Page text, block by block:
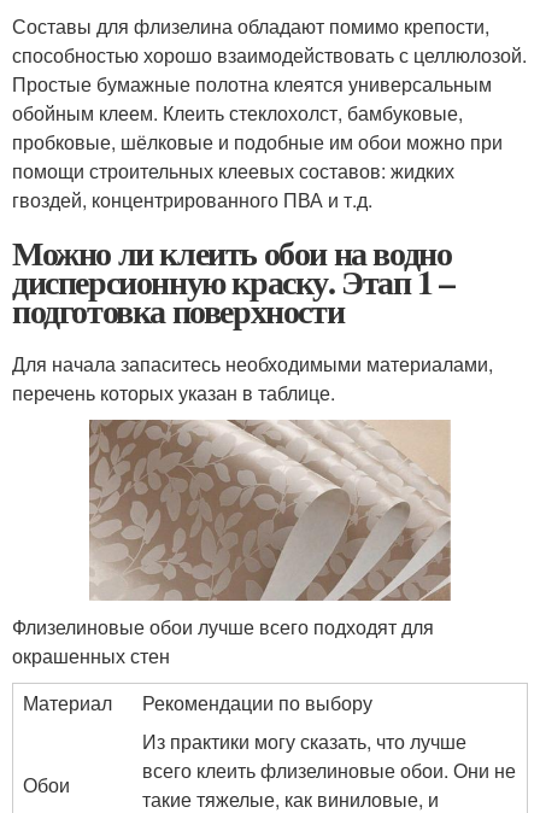
Составы для флизелина обладают помимо крепости,
способностью хорошо взаимодействовать с целлюлозой.
Простые бумажные полотна клеятся универсальным
обойным клеем. Клеить стеклохолст, бамбуковые,
пробковые, шёлковые и подобные им обои можно при
помощи строительных клеевых составов: жидких
гвоздей, концентрированного ПВА и т.д.
Можно ли клеить обои на водно
дисперсионную краску. Этап 1 –
подготовка поверхности
Для начала запаситесь необходимыми материалами,
перечень которых указан в таблице.
Флизелиновые обои лучше всего подходят для
окрашенных стен
Материал
Рекомендации по выбору
Обои
Из практики могу сказать, что лучше
всего клеить флизелиновые обои. Они не
такие тяжелые, как виниловые, и